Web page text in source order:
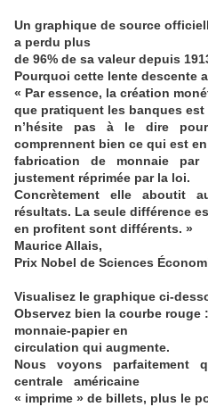
Un graphique de source
a perdu plus
de 96% de sa valeur depuis
Pourquoi cette lente descente
« Par essence, la création
que pratiquent les banques est
n’hésite pas à le dire
comprennent bien ce qui est
fabrication de monnaie par
justement réprimée par la loi.
Concrètement elle aboutit
résultats. La seule différence
en profitent sont différents. »
Maurice Allais,
Prix Nobel de Sciences
Visualisez le graphique ci-
Observez bien la courbe rouge
monnaie-papier en
circulation qui augmente.
Nous voyons parfaitement
centrale américaine
« imprime » de billets, plus le